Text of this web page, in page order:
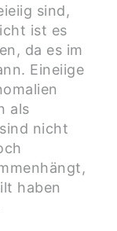
sind,
ist es
da es im
Eineiige
als
nicht
haben